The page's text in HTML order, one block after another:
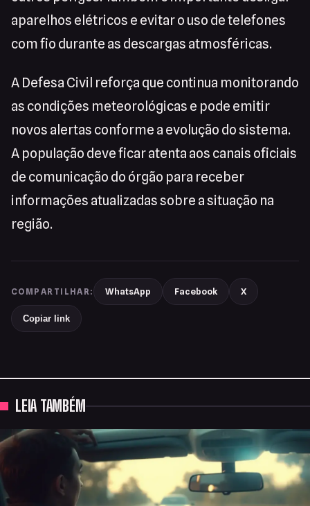
aparelhos elétricos e evitar o uso de telefones
com fio durante as descargas atmosféricas.
A Defesa Civil reforça que continua monitorando
as condições meteorológicas e pode emitir
novos alertas conforme a evolução do sistema.
A população deve ficar atenta aos canais oficiais
de comunicação do órgão para receber
informações atualizadas sobre a situação na
região.
COMPARTILHAR: WhatsApp Facebook X
Copiar link
LEIA TAMBÉM